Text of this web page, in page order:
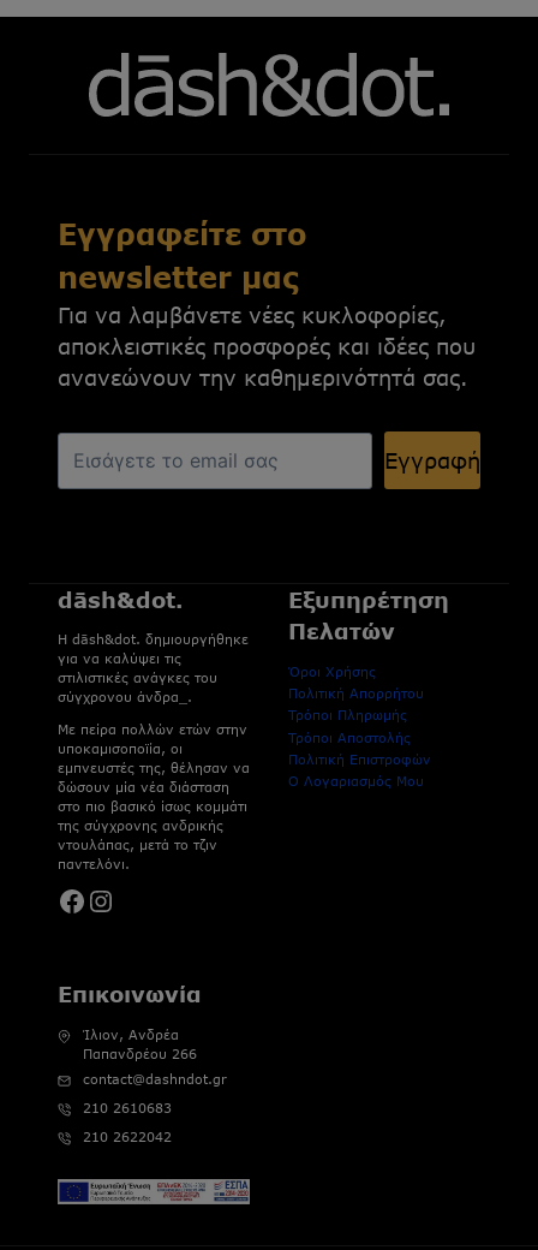
Εγγραφείτε στο
newsletter μας
Για να λαμβάνετε νέες κυκλοφορίες,
αποκλειστικές προσφορές και ιδέες που
ανανεώνουν την καθημερινότητά σας.
Εγγραφή
dāsh&dot.
H dāsh&dot. δημιουργήθηκε
για να καλύψει τις
στιλιστικές ανάγκες του
σύγχρονου άνδρα_.
Με πείρα πολλών ετών στην
υποκαμισοποϊία, οι
εμπνευστές της, θέλησαν να
δώσουν μία νέα διάσταση
στο πιο βασικό ίσως κομμάτι
της σύγχρονης ανδρικής
ντουλάπας, μετά το τζιν
παντελόνι.
Facebook
Instagram
Εξυπηρέτηση
Πελατών
Όροι Χρήσης
Πολιτική Απορρήτου
Τρόποι Πληρωμής
Τρόποι Αποστολής
Πολιτική Επιστροφών
Ο Λογαριασμός Μου
Επικοινωνία
Ίλιον, Ανδρέα
Παπανδρέου 266
contact@dashndot.gr
210 2610683
210 2622042